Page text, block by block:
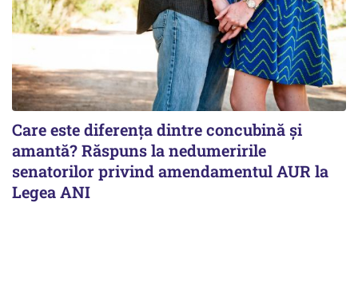
Care este diferența dintre concubină și
amantă? Răspuns la nedumeririle
senatorilor privind amendamentul AUR la
Legea ANI